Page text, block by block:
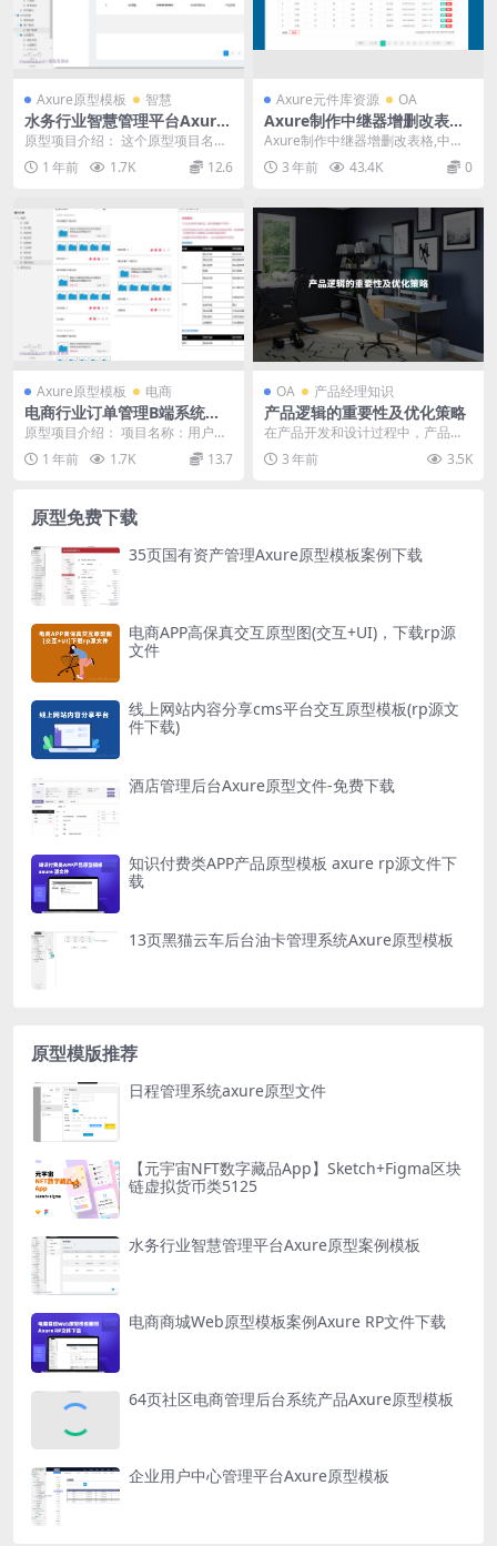
Axure原型模板 智慧
水务行业智慧管理平台Axure
原型案例模板
原型项目介绍： 这个原型项目名为
“水灵通最终版”，是一个专注于水务
行业的综合性网...
1 年前 1.7K 12.6
Axure元件库资源 OA
Axure制作中继器增删改表
格，增、删、改、查、排序等
（附教程及RP源文件）
Axure制作中继器增删改表格,中继
器应用表格-增、删、改、查、排序
见下载源文...
3 年前 43.4K 0
Axure原型模板 电商
电商行业订单管理B端系统产
品原型模板案例Axure RP源
文件下载
原型项目介绍： 项目名称：用户订
单管理系统 原型介绍： 这是一个用
户订单管理的原...
1 年前 1.7K 13.7
OA 产品经理知识
产品逻辑的重要性及优化策略
在产品开发和设计过程中，产品逻
辑是一个关键概念，它指的是产品
的内部结构和功能之间...
3 年前 3.5K
原型免费下载
35页国有资产管理Axure原型模板案例下载
电商APP高保真交互原型图(交互+UI)，下载rp源
文件
线上网站内容分享cms平台交互原型模板(rp源文
件下载)
酒店管理后台Axure原型文件-免费下载
知识付费类APP产品原型模板 axure rp源文件下
载
13页黑猫云车后台油卡管理系统Axure原型模板
原型模版推荐
日程管理系统axure原型文件
【元宇宙NFT数字藏品App】Sketch+Figma区块
链虚拟货币类5125
水务行业智慧管理平台Axure原型案例模板
电商商城Web原型模板案例Axure RP文件下载
64页社区电商管理后台系统产品Axure原型模板
企业用户中心管理平台Axure原型模板